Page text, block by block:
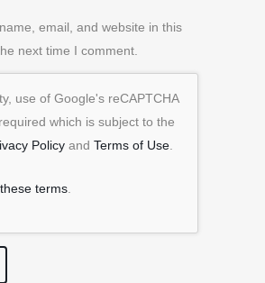
email, and website in this
next time I comment.
use of Google's reCAPTCHA
which is subject to the
Policy and Terms of Use
terms